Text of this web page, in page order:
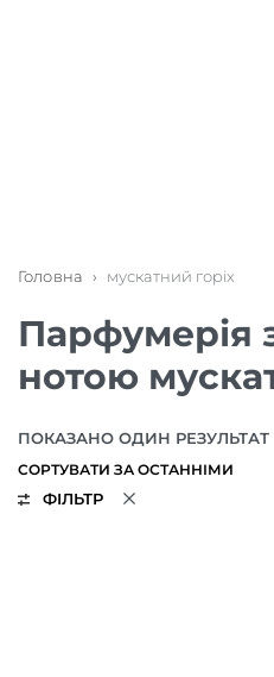
Головна › мускатний горіх
Парфумерія
нотою
ПОКАЗАНО ОДИН РЕЗУЛЬТАТ
ФІЛЬТР